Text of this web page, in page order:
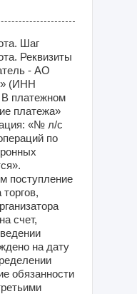
Шаг
Реквизиты
- АО
(ИНН
платежном
платежа»
«№ л/с
по
поступление
счет,
на дату
обязанности